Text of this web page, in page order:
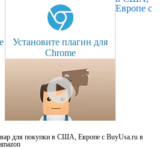
Установите плагин для
Chrome
Европе с
для покупки в США, Европе с BuyUsa.ru в